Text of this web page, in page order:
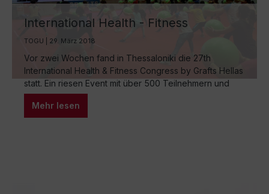
International Health - Fitness
Congress by Grafts Hellas
TOGU | 29. März 2018
Vor zwei Wochen fand in Thessaloniki die 27th
International Health & Fitness Congress by Grafts Hellas
statt. Ein riesen Event mit über 500 Teilnehmern und
Referenten aus der ganzen Welt. Ich war wieder als
Referent für funktionelles Training eingeladen und
dieses Mal habe ich eine Masterclass für den Bereich
Mehr lesen